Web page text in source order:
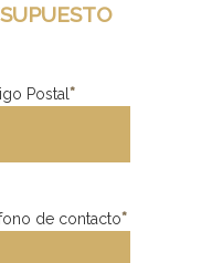
Postal *
de contacto*